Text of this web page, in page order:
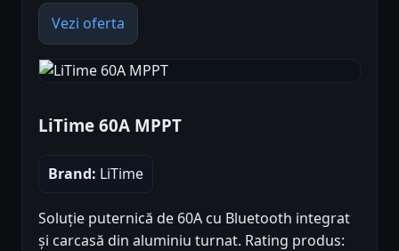
Vezi oferta
LiTime 60A MPPT
Brand: LiTime
Soluție puternică de 60A cu Bluetooth integrat
și carcasă din aluminiu turnat. Rating produs: